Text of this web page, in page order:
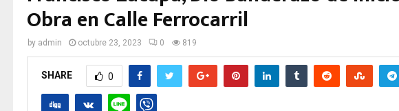
Obra en Calle Ferrocarril
by admin octubre 23, 2023 0 819
SHARE 0